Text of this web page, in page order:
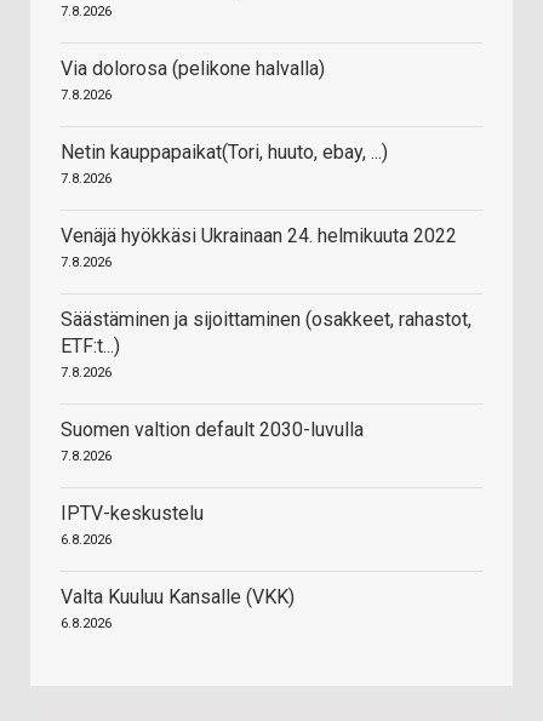
7.8.2026
Via dolorosa (pelikone halvalla)
7.8.2026
Netin kauppapaikat(Tori, huuto, ebay, ...)
7.8.2026
Venäjä hyökkäsi Ukrainaan 24. helmikuuta 2022
7.8.2026
Säästäminen ja sijoittaminen (osakkeet, rahastot,
ETF:t...)
7.8.2026
Suomen valtion default 2030-luvulla
7.8.2026
IPTV-keskustelu
6.8.2026
Valta Kuuluu Kansalle (VKK)
6.8.2026